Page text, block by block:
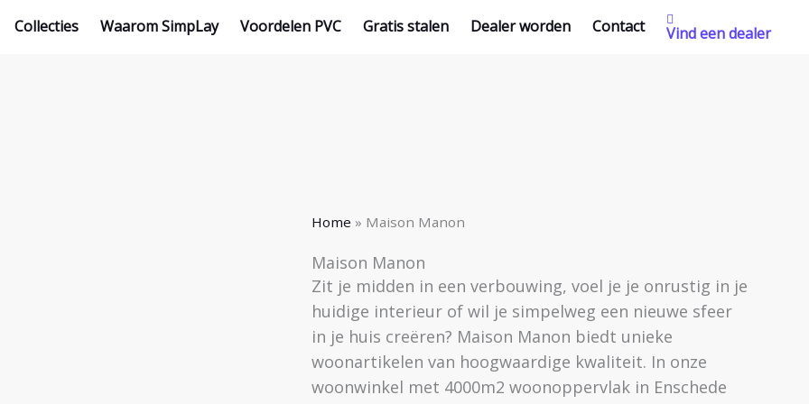
Collecties Waarom SimpLay Voordelen PVC Gratis stalen Dealer worden Contact Vind een dealer
Home » Maison Manon
Maison Manon
Zit je midden in een verbouwing, voel je je onrustig in je
huidige interieur of wil je simpelweg een nieuwe sfeer
in je huis creëren? Maison Manon biedt unieke
woonartikelen van hoogwaardige kwaliteit. In onze
woonwinkel met 4000m2 woonoppervlak in Enschede